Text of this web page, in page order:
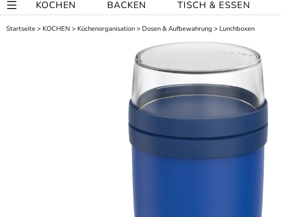
KOCHEN BACKEN TISCH & ESSEN
Startseite> KOCHEN > Küchenorganisation> Dosen & Aufbewahrung > Lunchboxen